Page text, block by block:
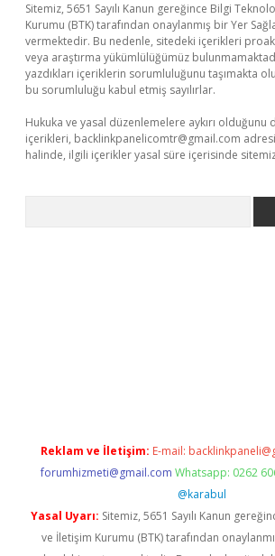
Sitemiz, 5651 Sayılı Kanun gereğince Bilgi
Kurumu (BTK) tarafından onaylanmış bir Yer
vermektedir. Bu nedenle, sitedeki içerikleri
veya araştırma yükümlülüğümüz
yazdıkları içeriklerin sorumluluğunu taşımakta
bu sorumluluğu kabul etmiş sayılırlar.
Hukuka ve yasal düzenlemelere aykırı olduğunu
içerikleri, backlinkpanelicomtr@gmail.com
halinde, ilgili içerikler yasal süre içerisinde
Reklam ve İletişim: E-mail:
forumhizmeti@gmail.com Whatsapp: 0262
@karabul
Yasal Uyarı: Sitemiz, 5651 Sayılı Kanun
ve İletişim Kurumu (BTK) tarafından